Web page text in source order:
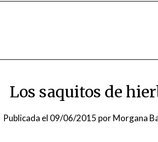
Los saquitos de
Publicada el 09/06/2015 porMorgana